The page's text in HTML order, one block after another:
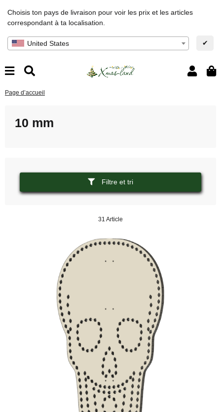
Choisis ton pays de livraison pour voir les prix et les articles
correspondant à ta localisation.
United States ✔
Page d’accueil
10 mm
Filtre et tri
31 Article